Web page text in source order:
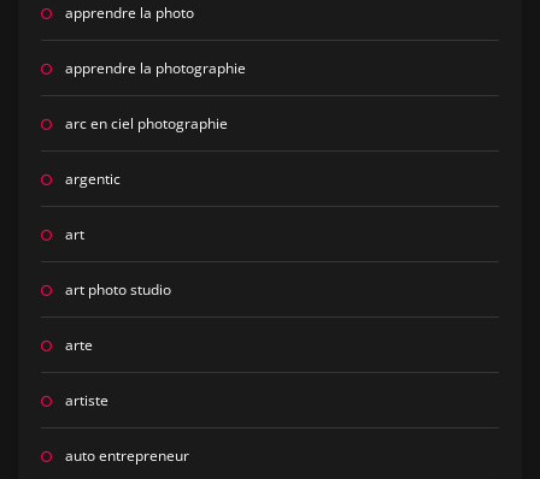
apprendre la photo
apprendre la photographie
arc en ciel photographie
argentic
art
art photo studio
arte
artiste
auto entrepreneur